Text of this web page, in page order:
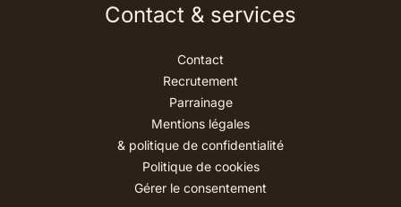
Contact & services
Contact
Recrutement
Parrainage
Mentions légales
& politique de confidentialité
Politique de cookies
Gérer le consentement